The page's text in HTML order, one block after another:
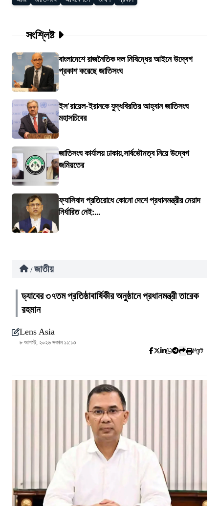
সংশ্লিষ্ট
বাংলাদেশে রাজনৈতিক দল নিষিদ্ধের আইনে উদ্বেগ
প্রকাশ করেছে জাতিসংঘ
ইস'রায়েল-ইরানকে যুদ্ধবিরতির আহ্বান জাতিসংঘ
মহাসচিবের
জাতিসংঘ কার্যালয় ঢাকায়,সার্বভৌমত্ব নিয়ে উদ্বেগ
জমিয়তের
ফ্যাসিবাদ প্রতিরোধে কোনো দেশে প্রধানমন্ত্রীর মেয়াদ
নির্ধারিত নেই:...
/ জাতীয়
ড্যাবের ৩৭তম প্রতিষ্ঠাবার্ষিকীর অনুষ্ঠানে প্রধানমন্ত্রী তারেক
রহমান
Lens Asia
৮ আগস্ট, ২০২৬ সকাল ১১:১৩
প্রিন্ট